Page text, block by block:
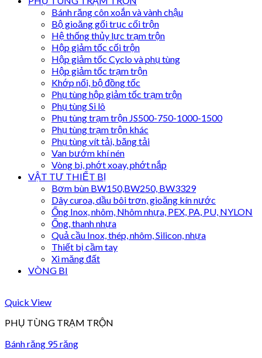
Bánh răng côn xoắn và vành chậu
Bộ gioăng gối trục cối trộn
Hệ thống thủy lực trạm trộn
Hộp giảm tốc cối trộn
Hộp giảm tốc Cyclo và phụ tùng
Hộp giảm tốc trạm trộn
Khớp nối, bộ đồng tốc
Phụ tùng hộp giảm tốc trạm trộn
Phụ tùng Si lô
Phụ tùng trạm trộn JS500-750-1000-1500
Phụ tùng trạm trộn khác
Phụ tùng vít tải, băng tải
Van bướm khí nén
Vòng bi, phớt xoay, phớt nắp
VẬT TƯ THIẾT BỊ
Bơm bùn BW150,BW250, BW3329
Dây curoa, dầu bôi trơn, gioăng kín nước
Ống Inox, nhôm, Nhôm nhựa, PEX, PA, PU, NYLON
Ống, thanh nhựa
Quả cầu Inox, thép, nhôm, Silicon, nhựa
Thiết bị cầm tay
Xi măng đất
VÒNG BI
Quick View
PHỤ TÙNG TRẠM TRỘN
Bánh răng 95 răng